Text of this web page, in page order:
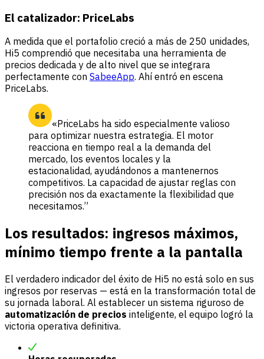
El catalizador: PriceLabs
A medida que el portafolio creció a más de 250 unidades,
Hi5 comprendió que necesitaba una herramienta de
precios dedicada y de alto nivel que se integrara
perfectamente con SabeeApp. Ahí entró en escena
PriceLabs.
«PriceLabs ha sido especialmente valioso
para optimizar nuestra estrategia. El motor
reacciona en tiempo real a la demanda del
mercado, los eventos locales y la
estacionalidad, ayudándonos a mantenernos
competitivos. La capacidad de ajustar reglas con
precisión nos da exactamente la flexibilidad que
necesitamos.”
Los resultados: ingresos máximos,
mínimo tiempo frente a la pantalla
El verdadero indicador del éxito de Hi5 no está solo en sus
ingresos por reservas — está en la transformación total de
su jornada laboral. Al establecer un sistema riguroso de
automatización de precios inteligente, el equipo logró la
victoria operativa definitiva.